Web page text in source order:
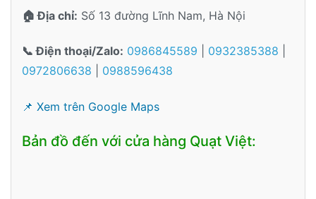
🏠 Địa chỉ: Số 13 đường Lĩnh Nam, Hà Nội
📞 Điện thoại/Zalo: 0986845589 0932385388
0972806638
0988596438
📌 Xem trên Google Maps
Bản đồ đến với cửa hàng Quạt Việt: